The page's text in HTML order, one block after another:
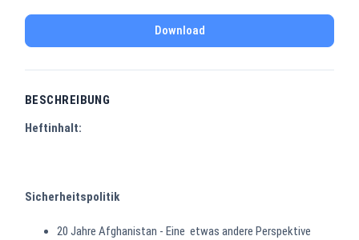
Download
BESCHREIBUNG
Heftinhalt:
Sicherheitspolitik
20 Jahre Afghanistan - Eine etwas andere Perspektive